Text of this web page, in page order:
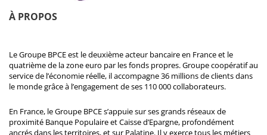
À PROPOS
Le Groupe BPCE est le deuxième acteur bancaire en France et le
quatrième de la zone euro par les fonds propres. Groupe coopératif au
service de l’économie réelle, il accompagne 36 millions de clients dans
le monde grâce à l’engagement de ses 110 000 collaborateurs.
En France, le Groupe BPCE s’appuie sur ses grands réseaux de
proximité Banque Populaire et Caisse d’Epargne, profondément
ancrés dans les territoires, et sur Palatine. Il y exerce tous les métiers